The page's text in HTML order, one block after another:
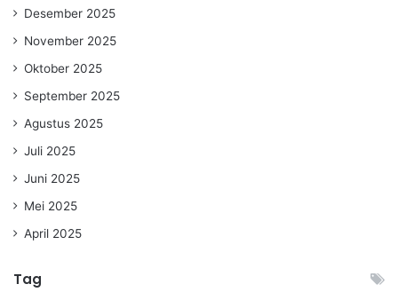
Desember 2025
November 2025
Oktober 2025
September 2025
Agustus 2025
Juli 2025
Juni 2025
Mei 2025
April 2025
Tag